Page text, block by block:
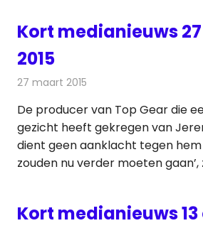
Kort medianieuws
2015
27 maart 2015
De producer van Top Gear die
gezicht heeft gekregen van
dient geen aanklacht tegen hem
zouden nu verder moeten gaan’,
Kort medianieuws